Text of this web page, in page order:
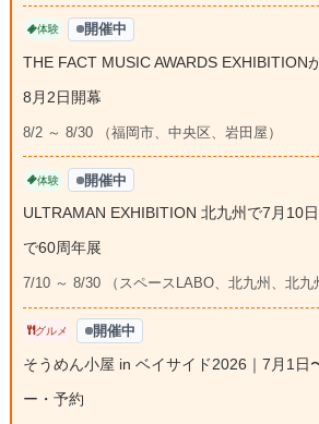
体験 開催中
THE FACT MUSIC AWARDS EXHIBITION
8月2日開幕
8/2 ～ 8/30 （福岡市、中央区、岩田屋）
体験 開催中
ULTRAMAN EXHIBITION 北九州で7月10
で60周年展
7/10 ～ 8/30 （スペースLABO、北九州、北九
グルメ 開催中
そうめん小屋 in ベイサイド2026｜7月1日
ー・予約